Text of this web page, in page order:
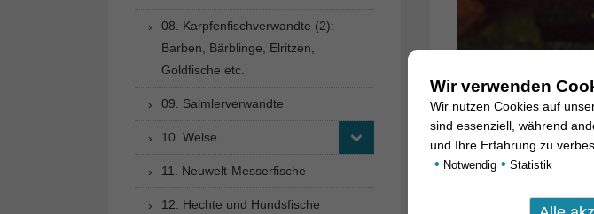
Dario hysginon
08. Karpfenfischverwandte (2):
Barben, Bärblinge, Elritzen,
Goldfische etc.
09. Salmlerverwandte
10. Welse
11. Neuwelt-Messerfische
12. Hechte und Hundsfische
Wir verwenden
Wir nutzen Cookies auf
sind essenziell, während
und Ihre Erfahrung zu
• Notwendig • Statistik